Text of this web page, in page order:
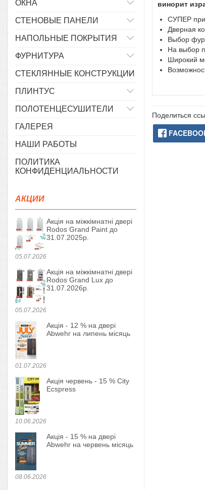
ОКНА
СТЕНОВЫЕ ПАНЕЛИ
НАПОЛЬНЫЕ ПОКРЫТИЯ
ФУРНИТУРА
СТЕКЛЯННЫЕ КОНСТРУКЦИИ
ПЛИНТУС
ПОЛОТЕНЦЕСУШИТЕЛИ
ГАЛЕРЕЯ
НАШИ РАБОТЫ
ПОЛИТИКА
КОНФИДЕНЦИАЛЬНОСТИ
АКЦИИ
05.07.2026
Акція на міжкімнатні двері
Rodos Grand Paint до
31.07.2025р.
05.07.2026
Акція на міжкімнатні двері
Rodos Grand Lux до
31.07.2026р.
01.07.2026
Акція - 12 % на двері
Abwehr на липень місяць
10.06.2026
Акція червень - 15 % City
Ecspress
08.06.2026
Акція - 15 % на двері
Abwehr на червень місяць
винорит
СУПЕР
Дверная
Выбор
На выбор
Широкий
Поделиться